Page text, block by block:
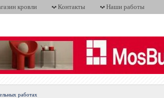
кровли Контакты Наши работы
работах